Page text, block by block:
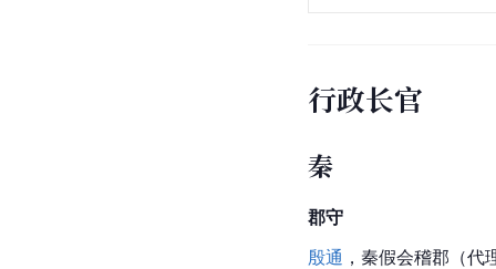
行政长官
秦
郡守
殷通 ，秦假会稽郡（代